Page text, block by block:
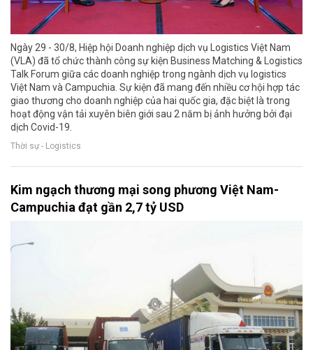
Ngày 29 - 30/8, Hiệp hội Doanh nghiệp dịch vụ Logistics Việt Nam
(VLA) đã tổ chức thành công sự kiện Business Matching & Logistics
Talk Forum giữa các doanh nghiệp trong ngành dịch vụ logistics
Việt Nam và Campuchia. Sự kiện đã mang đến nhiều cơ hội hợp tác
giao thương cho doanh nghiệp của hai quốc gia, đặc biệt là trong
hoạt động vận tải xuyên biên giới sau 2 năm bị ảnh hưởng bởi đại
dịch Covid-19.
Thời sự - Logistics
Kim ngạch thương mại song phương Việt Nam-
Campuchia đạt gần 2,7 tỷ USD